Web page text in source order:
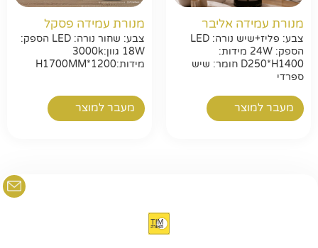
חפשו באתר
מנורת עמידה אליבר
צבע: פליז+שיש נורה: LED
הספק: 24W מידות:
D250*H1400 חומר: שיש
ספרדי
מעבר למוצר
מנורת עמידה פסקל
צבע: שחור נורה: LED הספק:
18W גוון:3000k
מידות:H1700MM*1200
מעבר למוצר